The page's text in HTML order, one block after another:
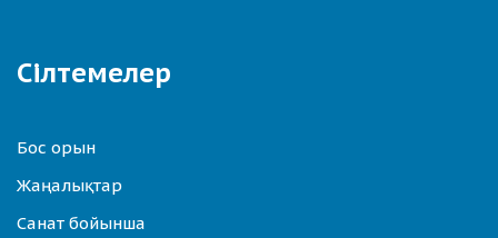
Сілтемелер
Бос орын
Жаңалықтар
Санат бойынша